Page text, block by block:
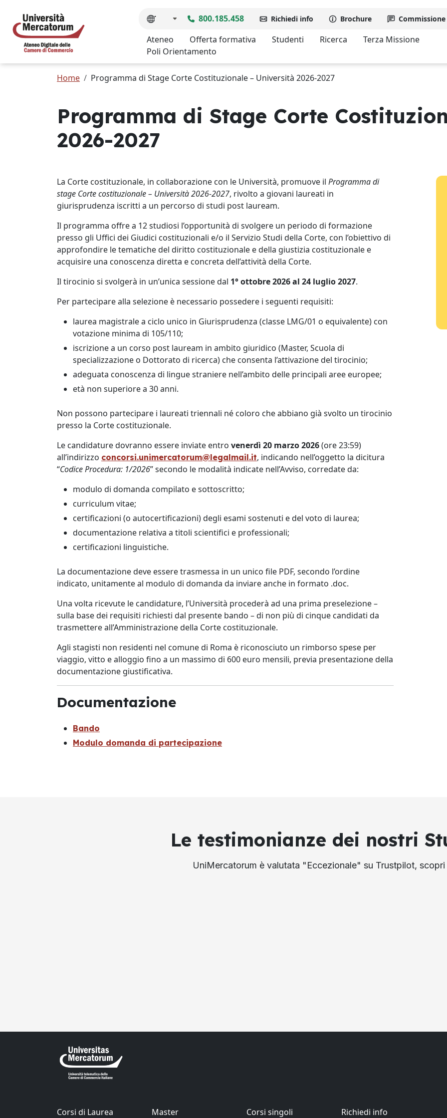
800.185.458 Richiedi info Brochure
Ateneo Offerta formativa Studenti Ricerca
Terza Missione
Poli Orientamento
Home Programma di Stage Corte Costituzionale – Università 2026-2027
Programma di Stage Corte
2026-2027
La Corte costituzionale, in collaborazione con le Università, promuove il Programma di
stage Corte costituzionale – Università 2026-2027, rivolto a giovani laureati in
giurisprudenza iscritti a un percorso di studi post lauream.
Il programma offre a 12 studiosi l’opportunità di svolgere un periodo di formazione
presso gli Uffici dei Giudici costituzionali e/o il Servizio Studi della Corte, con l’obiettivo di
approfondire le tematiche del diritto costituzionale e della giustizia costituzionale e
acquisire una conoscenza diretta e concreta dell’attività della Corte.
Il tirocinio si svolgerà in un’unica sessione dal 1° ottobre 2026 al 24 luglio 2027.
Per partecipare alla selezione è necessario possedere i seguenti requisiti:
laurea magistrale a ciclo unico in Giurisprudenza (classe LMG/01 o equivalente) con
votazione minima di 105/110;
iscrizione a un corso post lauream in ambito giuridico (Master, Scuola di
specializzazione o Dottorato di ricerca) che consenta l’attivazione del tirocinio;
adeguata conoscenza di lingue straniere nell’ambito delle principali aree europee;
età non superiore a 30 anni.
Non possono partecipare i laureati triennali né coloro che abbiano già svolto un tirocinio
presso la Corte costituzionale.
Le candidature dovranno essere inviate entro venerdì 20 marzo 2026(ore 23:59)
all’indirizzo concorsi.unimercatorum@legalmail.it, indicando nell’oggetto la dicitura
“Codice Procedura: 1/2026” secondo le modalità indicate nell’Avviso, corredate da:
modulo di domanda compilato e sottoscritto;
curriculum vitae;
certificazioni (o autocertificazioni) degli esami sostenuti e del voto di laurea;
documentazione relativa a titoli scientifici e professionali;
certificazioni linguistiche.
La documentazione deve essere trasmessa in un unico file PDF, secondo l’ordine
indicato, unitamente al modulo di domanda da inviare anche in formato .doc.
Una volta ricevute le candidature, l’Università procederà ad una prima preselezione –
sulla base dei requisiti richiesti dal presente bando – di non più di cinque candidati da
trasmettere all’Amministrazione della Corte costituzionale.
Agli stagisti non residenti nel comune di Roma è riconosciuto un rimborso spese per
viaggio, vitto e alloggio fino a un massimo di 600 euro mensili, previa presentazione della
documentazione giustificativa.
Documentazione
Bando
Modulo domanda di partecipazione
Le testimonianze dei nostri
UniMercatorum è valutata "Eccezionale" su Trustpilot, scopri
Corsi di Laurea Master Corsi singoli Richiedi info